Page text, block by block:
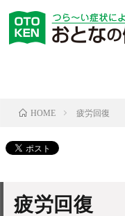
HOME 疲労回復
疲労回復